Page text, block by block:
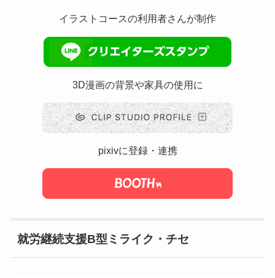
イラストコースの利用者さんが制作
3D漫画の背景や家具の使用に
pixivに登録・連携
就労継続支援B型ミライク・チセ